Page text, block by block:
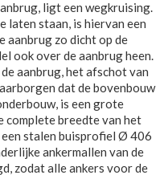
ligt een wegkruising.
laten staan, is hiervan een
aanbrug zo dicht op de
ook over de aanbrug heen.
aanbrug, het afschot van
dat de bovenbouw
is een grote
complete breedte van het
stalen buisprofiel Ø 406
ankermallen van de
zodat alle ankers voor de